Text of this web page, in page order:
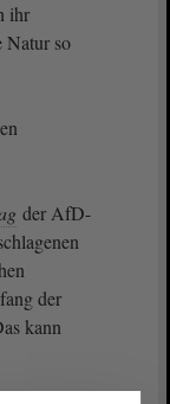
ihr
Natur so
der AfD-
der
kann